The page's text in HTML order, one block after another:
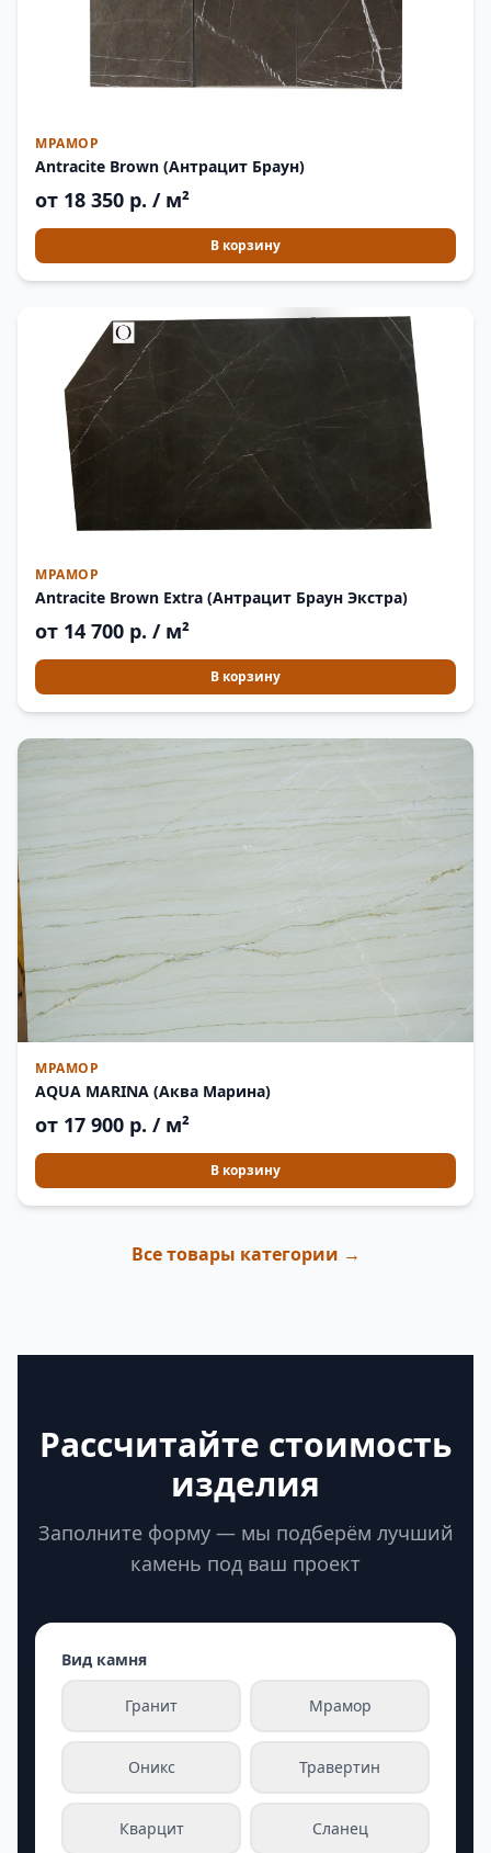
МРАМОР
Antracite Brown (Антрацит Браун)
от 18 350 р. / м²
В корзину
МРАМОР
Antracite Brown Extra (Антрацит Браун Экстра)
от 14 700 р. / м²
В корзину
МРАМОР
AQUA MARINA (Аква Марина)
от 17 900 р. / м²
В корзину
Все товары категории →
Рассчитайте стоимость
изделия
Заполните форму — мы подберём лучший
камень под ваш проект
Вид камня
Гранит Мрамор
Оникс Травертин
Кварцит Сланец